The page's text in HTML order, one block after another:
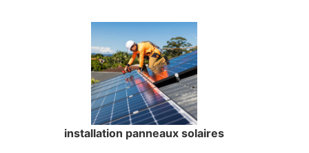
installation panneaux solaires